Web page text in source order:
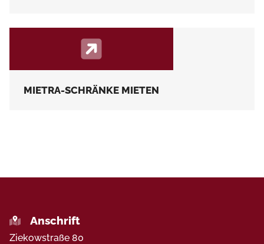
MIETRA-SCHRÄNKE MIETEN
Anschrift
Ziekowstraße 80